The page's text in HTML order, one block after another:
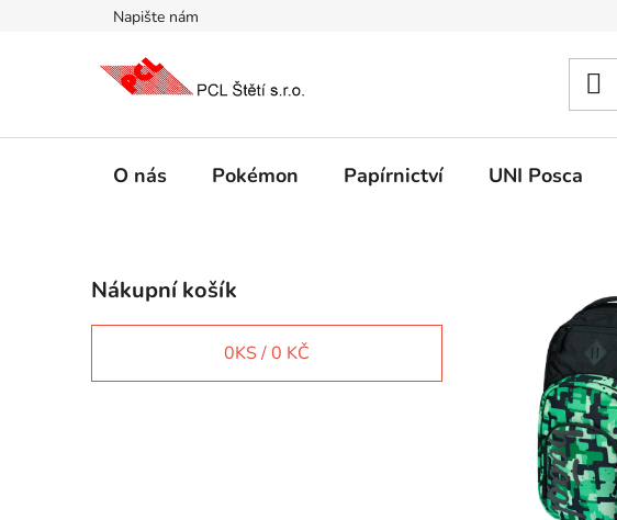
Napište nám
O nás Pokémon Papírnictví UNI Posca
o
s
r
Nákupní košík
0KS /0 KČ